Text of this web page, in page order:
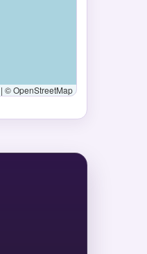
| © OpenStreetMap